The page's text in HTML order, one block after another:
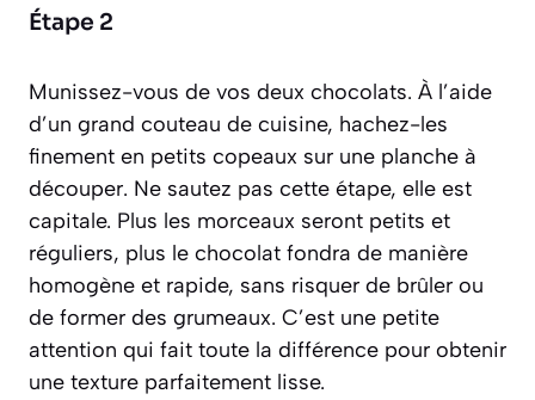
Étape 2
Munissez-vous de vos deux chocolats. À l’aide
d’un grand couteau de cuisine, hachez-les
finement en petits copeaux sur une planche à
découper. Ne sautez pas cette étape, elle est
capitale. Plus les morceaux seront petits et
réguliers, plus le chocolat fondra de manière
homogène et rapide, sans risquer de brûler ou
de former des grumeaux. C’est une petite
attention qui fait toute la différence pour obtenir
une texture parfaitement lisse.